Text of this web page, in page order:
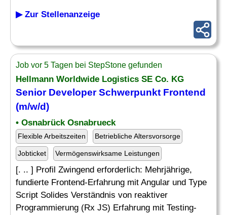
▶ Zur Stellenanzeige
Job vor 5 Tagen bei StepStone gefunden
Hellmann Worldwide Logistics SE Co. KG
Senior Developer Schwerpunkt Frontend
(m/w/d)
• Osnabrück Osnabrueck
Flexible Arbeitszeiten Betriebliche Altersvorsorge
Jobticket Vermögenswirksame Leistungen
[. .. ] Profil Zwingend erforderlich: Mehrjährige,
fundierte Frontend-Erfahrung mit Angular und Type
Script Solides Verständnis von reaktiver
Programmierung (Rx JS) Erfahrung mit Testing-